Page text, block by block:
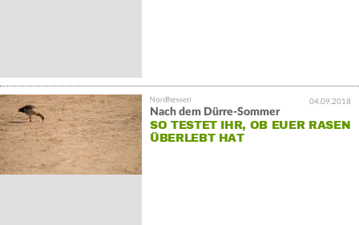
04.09.2018
Nach dem Dürre-Sommer
SO TESTET IHR, OB EUER RASEN
ÜBERLEBT HAT